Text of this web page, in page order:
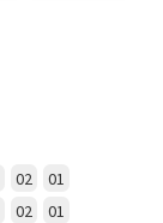
02 01
02 01